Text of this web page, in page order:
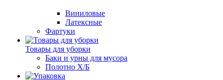
Виниловые
Латексные
Фартуки
Товары для уборки
Баки и урны для мусора
Полотно Х/Б